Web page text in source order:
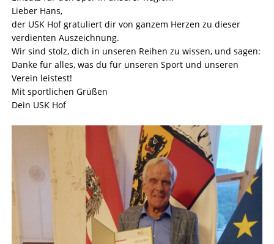
Lieber Hans,
der USK Hof gratuliert dir von ganzem Herzen zu dieser
verdienten Auszeichnung.
Wir sind stolz, dich in unseren Reihen zu wissen, und sagen:
Danke für alles, was du für unseren Sport und unseren
Verein leistest!
Mit sportlichen Grüßen
Dein USK Hof